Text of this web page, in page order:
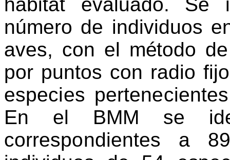
número de individuos
aves, con el método
por puntos con radio
especies
En el BMM se
correspondientes a